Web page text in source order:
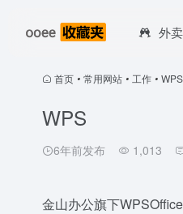
外
首页 • 常用网站 • 工作 • WPS
WPS
6年前发布 1,013
金山办公旗下